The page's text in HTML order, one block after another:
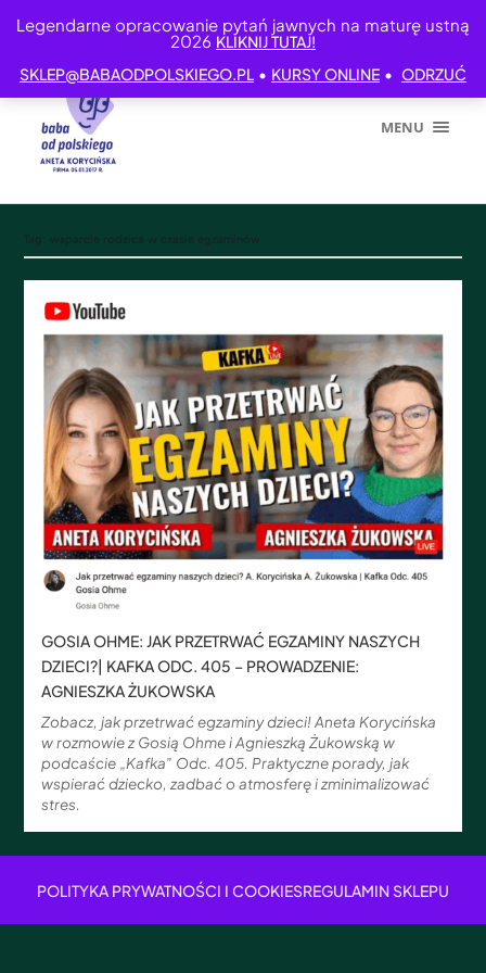
Legendarne opracowanie pytań jawnych na maturę ustną
2026 KLIKNIJ TUTAJ!
SKLEP@BABAODPOLSKIEGO.PL • KURSY ONLINE • ODRZUĆ
MENU
GOSIA OHME: JAK PRZETRWAĆ EGZAMINY NASZYCH
DZIECI?| KAFKA ODC. 405 – PROWADZENIE:
AGNIESZKA ŻUKOWSKA
Zobacz, jak przetrwać egzaminy dzieci! Aneta Korycińska
w rozmowie z Gosią Ohme i Agnieszką Żukowską w
podcaście „Kafka” Odc. 405. Praktyczne porady, jak
wspierać dziecko, zadbać o atmosferę i zminimalizować
stres.
POLITYKA PRYWATNOŚCI I COOKIESREGULAMIN SKLEPU